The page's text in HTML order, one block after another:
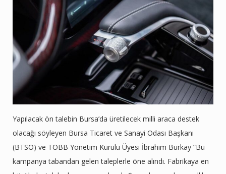
Yapılacak ön talebin Bursa’da üretilecek milli araca destek
olacağı söyleyen Bursa Ticaret ve Sanayi Odası Başkanı
(BTSO) ve TOBB Yönetim Kurulu Üyesi İbrahim Burkay ”Bu
kampanya tabandan gelen taleplerle öne alındı. Fabrikaya en